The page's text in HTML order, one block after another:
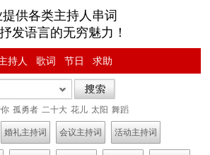
供各类主持人串词
发语言的无穷魅力！
持人 歌词 节日 求助
孤勇者 二十大 花儿 太阳 舞蹈
婚礼主持词 会议主持词 活动主持词